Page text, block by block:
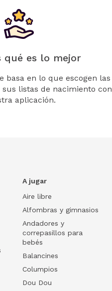
qué es lo mejor
basa en lo que escogen las
listas de nacimiento con
aplicación.
A jugar
Aire libre
Alfombras y gimnasios
Andadores y
correpasillos para
bebés
Balancines
Columpios
Dou Dou